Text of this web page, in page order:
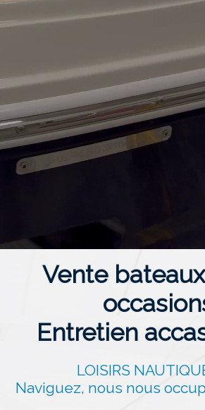
Vente
Entretien
LOISIRS
Naviguez, nous nous